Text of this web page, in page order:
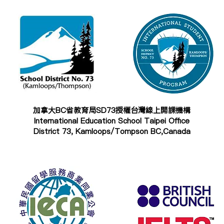
加拿大BC省教育局SD73授權台灣線上開課機構
International Education School Taipei Office
District 73, Kamloops/Tompson BC,Canada